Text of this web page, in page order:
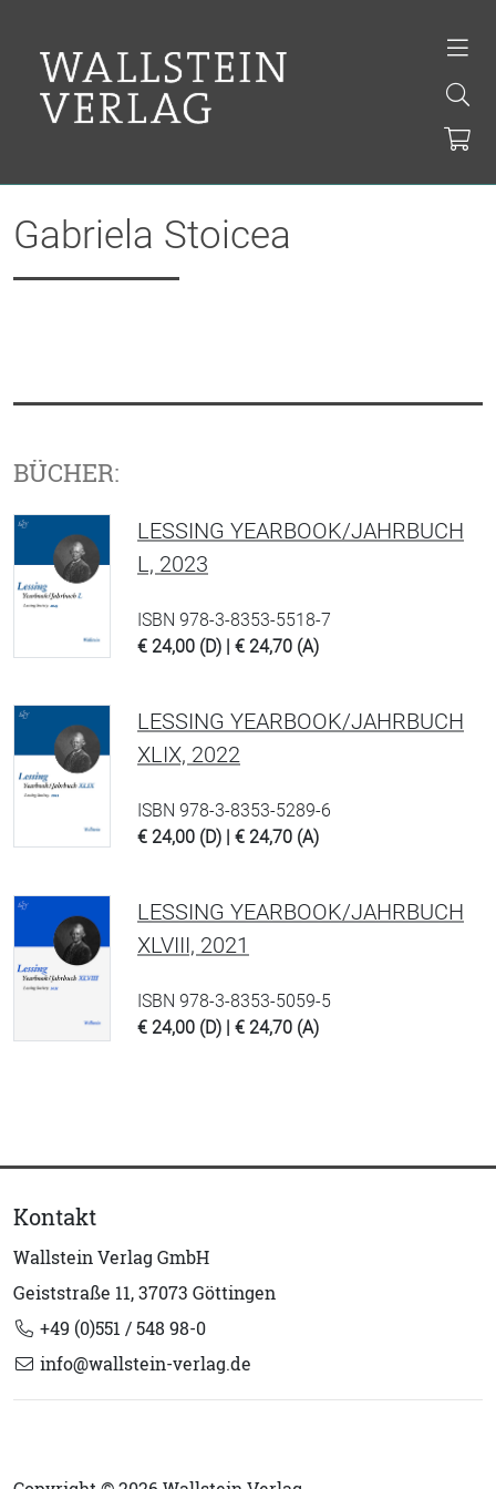
Gabriela Stoicea
BÜCHER:
LESSING YEARBOOK/JAHRBUCH
L, 2023
ISBN 978-3-8353-5518-7
€ 24,00 (D) | € 24,70 (A)
LESSING YEARBOOK/JAHRBUCH
XLIX, 2022
ISBN 978-3-8353-5289-6
€ 24,00 (D) | € 24,70 (A)
LESSING YEARBOOK/JAHRBUCH
XLVIII, 2021
ISBN 978-3-8353-5059-5
€ 24,00 (D) | € 24,70 (A)
Kontakt
Wallstein Verlag GmbH
Geiststraße 11, 37073 Göttingen
+49 (0)551 / 548 98-0
info@wallstein-verlag.de